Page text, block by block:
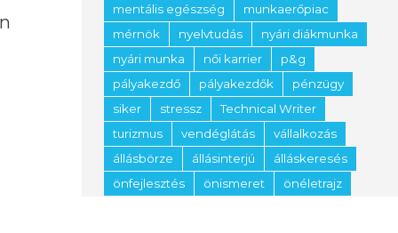
mentális egészség
munkaerőpiac
mérnök
nyelvtudás
nyári diákmunka
nyári munka
női karrier
p&g
pályakezdő
pályakezdők
pénzügy
siker
stressz
Technical Writer
turizmus
vendéglátás
vállalkozás
állásbörze
állásinterjú
álláskeresés
önfejlesztés
önismeret önéletrajz